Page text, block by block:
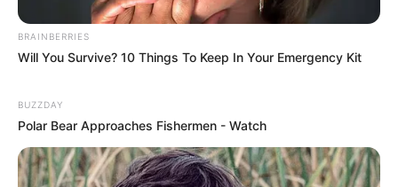
BRAINBERRIES
Will You Survive? 10 Things To Keep In Your Emergency Kit
BUZZDAY
Polar Bear Approaches Fishermen - Watch